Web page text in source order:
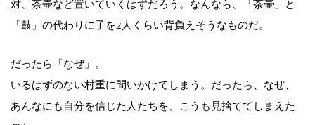
対、茶壷など置いていくはずだろう。なんなら、「茶壷」と
「鼓」の代わりに子を2人くらい背負えそうなものだ。
だったら「なぜ」。
いるはずのない村重に問いかけてしまう。だったら、なぜ、
あんなにも自分を信じた人たちを、こうも見捨ててしまえた